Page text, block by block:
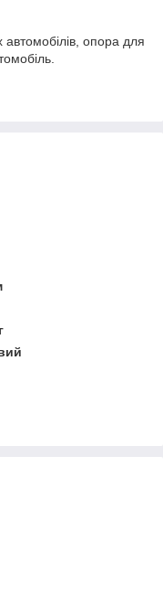
опора для